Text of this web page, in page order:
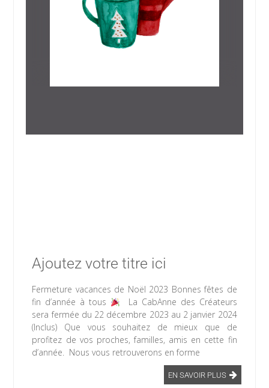
Ajoutez votre titre ici
Fermeture vacances de Noël 2023 Bonnes fêtes de
fin d’année à tous
La CabAnne des Créateurs
sera fermée du 22 décembre 2023 au 2 janvier 2024
(Inclus) Que vous souhaitez de mieux que de
profitez de vos proches, familles, amis en cette fin
d’année. Nous vous retrouverons en forme
EN SAVOIR PLUS